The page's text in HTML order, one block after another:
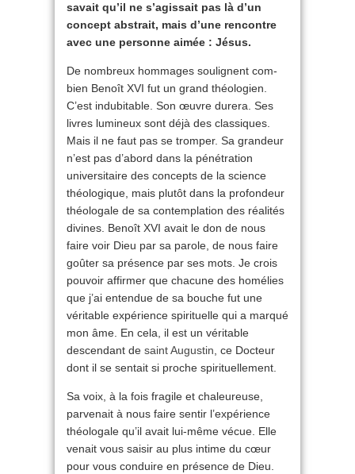
savait qu’il ne s’agissait pas là d’un
concept abstrait, mais d’une rencontre
avec une personne aimée : Jésus.
De nombreux hommages soulignent com­
bien Benoît XVI fut un grand théologien.
C’est indubitable. Son œuvre durera. Ses
livres lumineux sont déjà des classiques.
Mais il ne faut pas se tromper. Sa grandeur
n’est pas d’abord dans la pénétration
universitaire des concepts de la science
théologique, mais plutôt dans la profondeur
théologale de sa contemplation des réalités
divines. Benoît XVI avait le don de nous
faire voir Dieu par sa parole, de nous faire
goûter sa présence par ses mots. Je crois
pouvoir affirmer que chacune des homélies
que j’ai entendue de sa bouche fut une
véritable expérience spirituelle qui a marqué
mon âme. En cela, il est un véritable
descendant de saint Augustin , ce Docteur
dont il se sentait si proche spirituellement.
Sa voix, à la fois fragile et chaleureuse,
parvenait à nous faire sentir l’expérience
théologale qu’il avait lui-même vécue. Elle
venait vous saisir au plus intime du cœur
pour vous conduire en présence de Dieu.